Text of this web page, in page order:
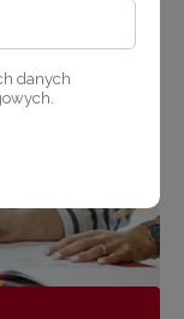
danych